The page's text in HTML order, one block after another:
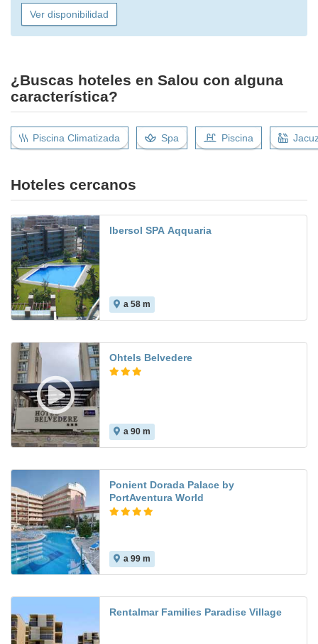
Ver disponibilidad
¿Buscas hoteles en Salou con alguna
característica?
Piscina Climatizada Spa Piscina
Hoteles cercanos
Ibersol SPA Aqquaria
a 58 m
Ohtels Belvedere
a 90 m
Ponient Dorada Palace by
PortAventura World
a 99 m
Rentalmar Families Paradise Village